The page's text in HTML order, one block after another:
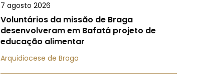
7 agosto 2026
Voluntários da missão de Braga
desenvolveram em Bafatá projeto de
educação alimentar
Arquidiocese de Braga